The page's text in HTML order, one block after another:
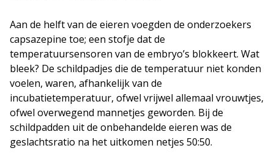
Aan de helft van de eieren voegden de onderzoekers
capsazepine toe; een stofje dat de
temperatuursensoren van de embryo’s blokkeert. Wat
bleek? De schildpadjes die de temperatuur niet konden
voelen, waren, afhankelijk van de
incubatietemperatuur, ofwel vrijwel allemaal vrouwtjes,
ofwel overwegend mannetjes geworden. Bij de
schildpadden uit de onbehandelde eieren was de
geslachtsratio na het uitkomen netjes 50:50.